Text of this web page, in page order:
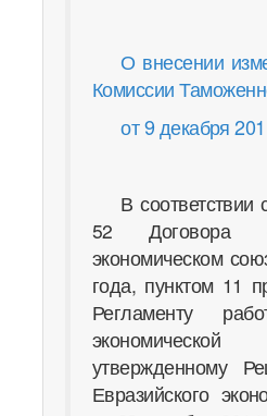
О внесении
Комиссии
от 9 декабря
В соответствии
52 Договора
экономическом
года, пунктом 11
Регламенту
утвержденному
Евразийского